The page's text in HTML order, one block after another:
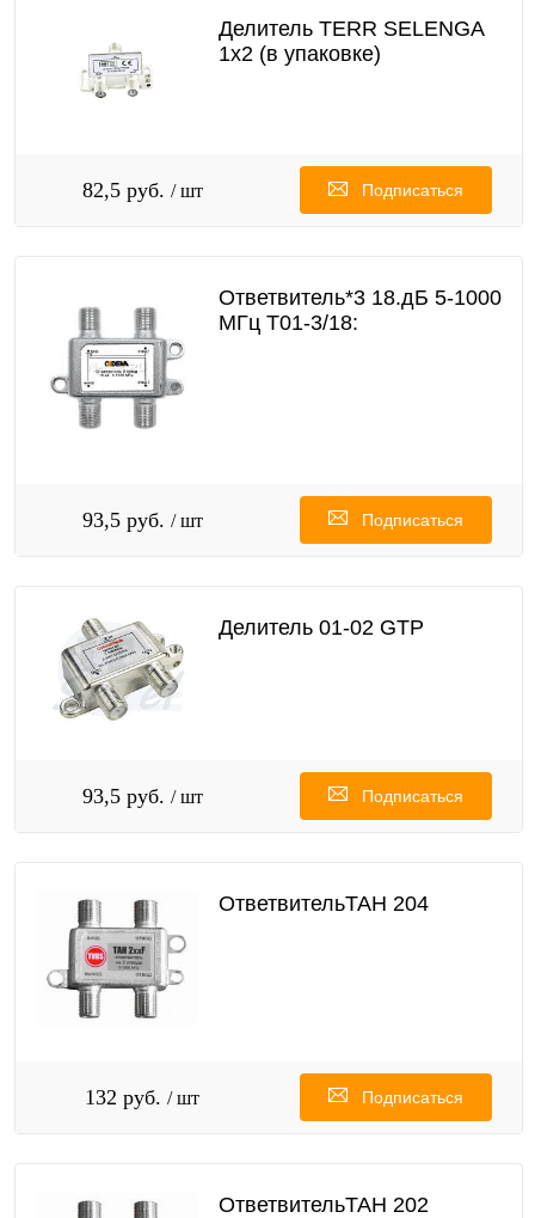
Делитель TERR SELENGA
1х2 (в упаковке)
82,5 руб. / шт Подписаться
Ответвитель*3 18.дБ 5-1000
МГц T01-3/18:
93,5 руб. / шт Подписаться
Делитель 01-02 GTP
93,5 руб. / шт Подписаться
ОтветвительТАН 204
132 руб. / шт Подписаться
ОтветвительТАН 202